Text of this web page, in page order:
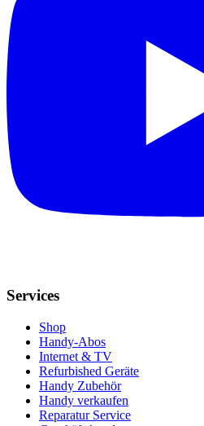
Services
Shop
Handy-Abos
Internet & TV
Refurbished Geräte
Handy Zubehör
Handy verkaufen
Reparatur Service